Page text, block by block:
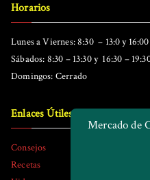
Horarios
Lunes a Viernes: 8:30 – 13:0 y
Sábados: 8:30 – 13:30 y 16:30 –
Domingos: Cerrado
Enlaces Útiles
Consejos
Recetas
Mercado de